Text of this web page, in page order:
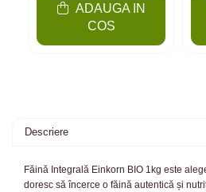
ADAUGA IN
COS
Descriere
Făină Integrală Einkorn BIO 1kg este
doresc să încerce o făină autentică și